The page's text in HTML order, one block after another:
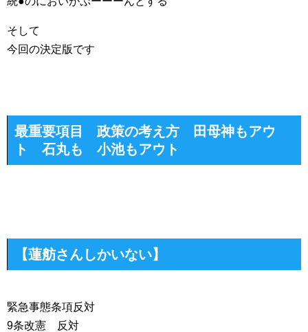
そして
今回の決定版です
最重要項目 政策の考え方 田母神もアウ
ト 石丸も 小池もアウト
【蓮舫さんしかいない】
緊急事態条項反対
9条改憲 反対